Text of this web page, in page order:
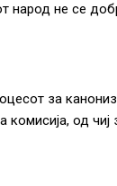
народ не се
за
од чиј